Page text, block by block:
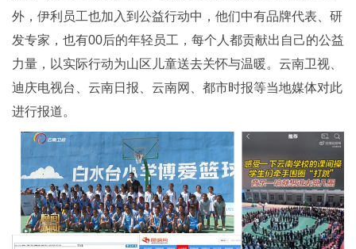
外，伊利员工也加入到公益行动中，他们中有品牌代表、研
发专家，也有00后的年轻员工，每个人都贡献出自己的公益
力量，以实际行动为山区儿童送去关怀与温暖。云南卫视、
迪庆电视台、云南日报、云南网、都市时报等当地媒体对此
进行报道。